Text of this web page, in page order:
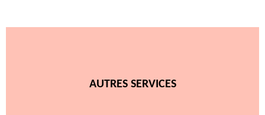
AUTRES SERVICES